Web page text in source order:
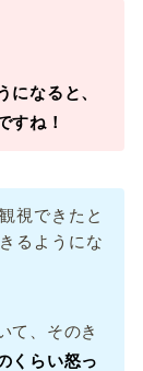
になると、
すね！
視できたと
るようにな
て、そのき
くらい怒っ